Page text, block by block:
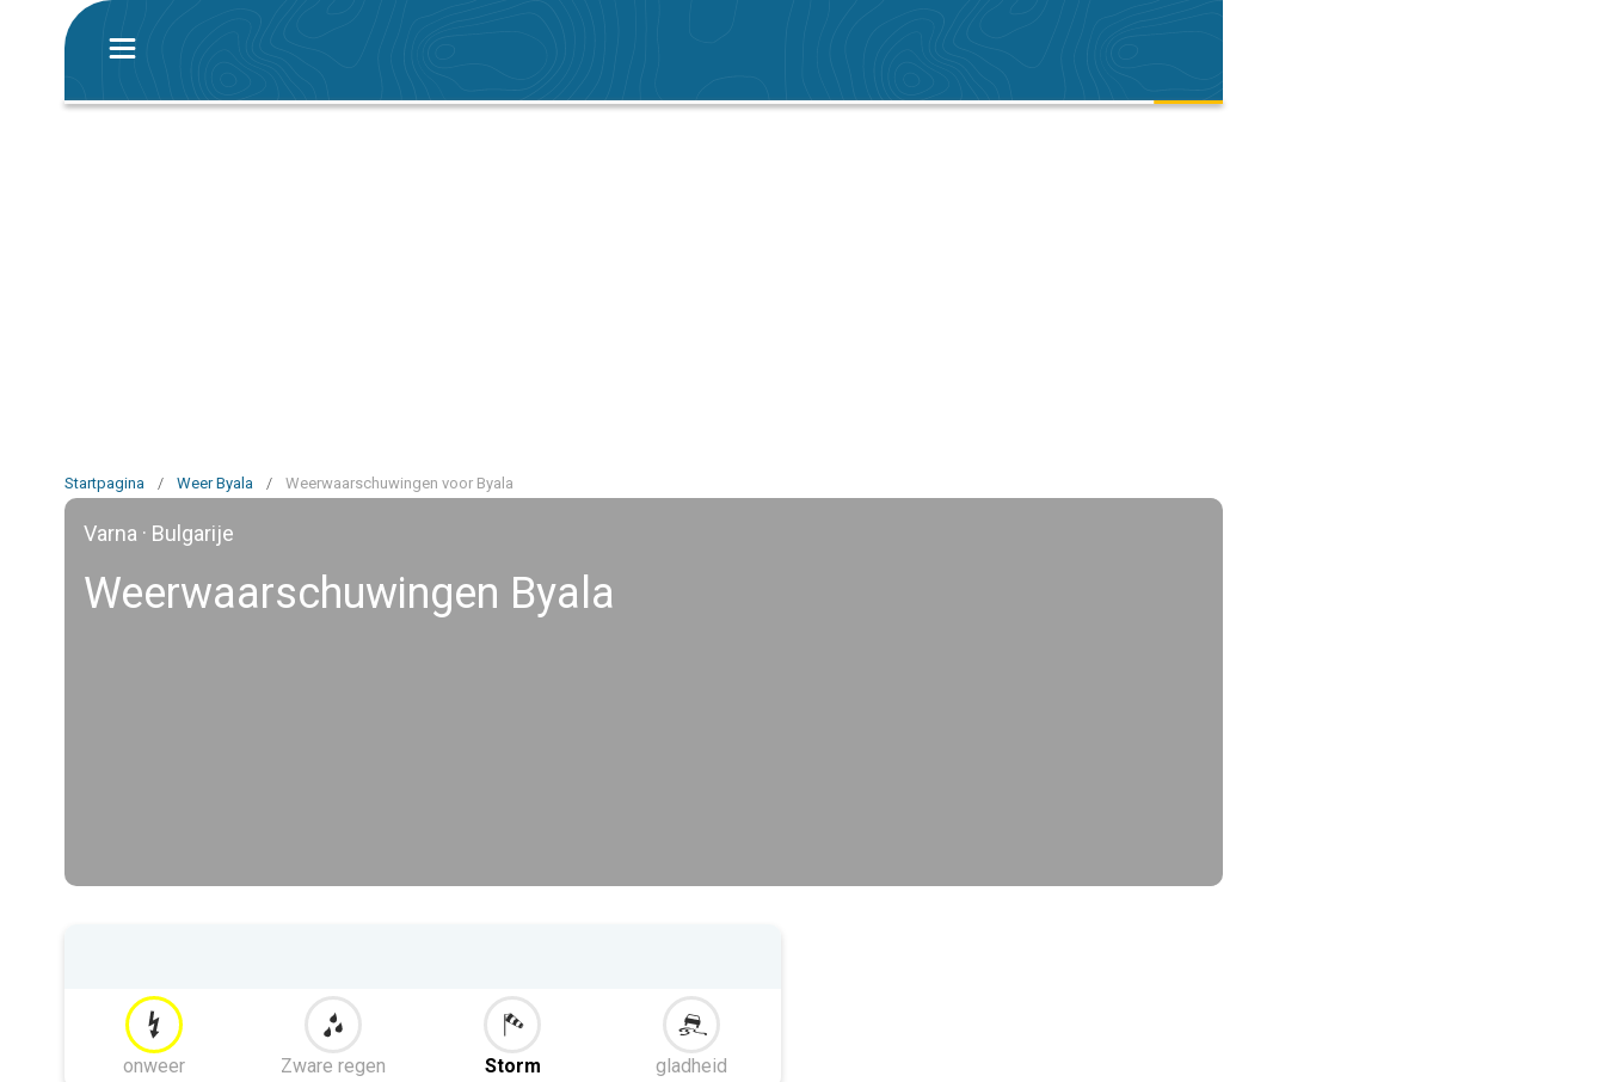
Startpagina / Weer Byala / Weerwaarschuwingen voor Byala
Varna · Bulgarije
Weerwaarschuwingen Byala
onweer Zware regen Storm gladheid